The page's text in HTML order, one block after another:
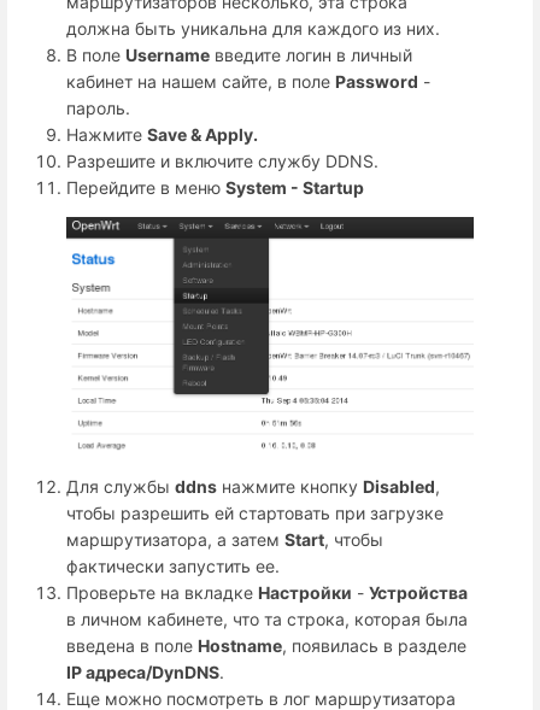
должна быть уникальна для каждого из них.
В поле Username введите логин в личный
кабинет на нашем сайте, в поле Password -
пароль.
Нажмите Save & Apply.
Разрешите и включите службу DDNS.
Перейдите в меню System - Startup
Для службы ddns нажмите кнопку Disabled,
чтобы разрешить ей стартовать при загрузке
маршрутизатора, а затем Start, чтобы
фактически запустить ее.
Проверьте на вкладке Настройки - Устройства
в личном кабинете, что та строка, которая была
введена в поле Hostname, появилась в разделе
IP адреса/DynDNS.
Еще можно посмотреть в лог маршрутизатора